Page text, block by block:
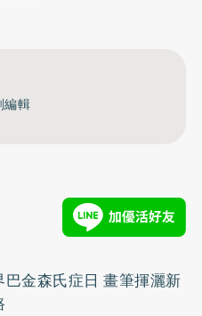
編輯
金森氏症日 畫筆揮灑新